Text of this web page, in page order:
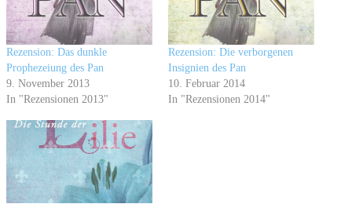
Rezension: Das dunkle
Prophezeiung des Pan
9. November 2013
In "Rezensionen 2013"
Rezension: Die verborgenen
Insignien des Pan
10. Februar 2014
In "Rezensionen 2014"